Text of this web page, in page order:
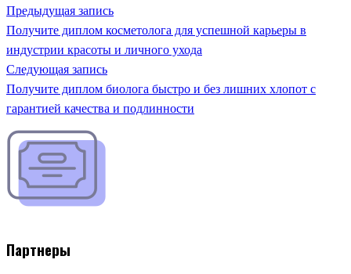
Предыдущая запись
Получите диплом косметолога для успешной карьеры в
индустрии красоты и личного ухода
Следующая запись
Получите диплом биолога быстро и без лишних хлопот с
гарантией качества и подлинности
Партнеры